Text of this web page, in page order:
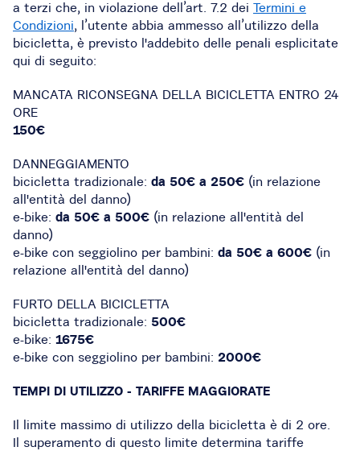
a terzi che, in violazione dell’art. 7.2 dei Termini e
Condizioni, l’utente abbia ammesso all’utilizzo della
bicicletta, è previsto l'addebito delle penali esplicitate
qui di seguito:
MANCATA RICONSEGNA DELLA BICICLETTA ENTRO 24
ORE
150€
DANNEGGIAMENTO
bicicletta tradizionale: da 50€ a 250€ (in relazione
all'entità del danno)
e-bike: da 50€ a 500€ (in relazione all'entità del
danno)
e-bike con seggiolino per bambini: da 50€ a 600€ (in
relazione all'entità del danno)
FURTO DELLA BICICLETTA
bicicletta tradizionale: 500€
e-bike: 1675€
e-bike con seggiolino per bambini: 2000€
TEMPI DI UTILIZZO - TARIFFE MAGGIORATE
Il limite massimo di utilizzo della bicicletta è di 2 ore.
Il superamento di questo limite determina tariffe